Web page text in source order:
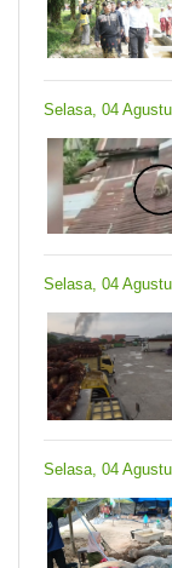
Selasa, 04
Selasa, 04
Selasa, 04